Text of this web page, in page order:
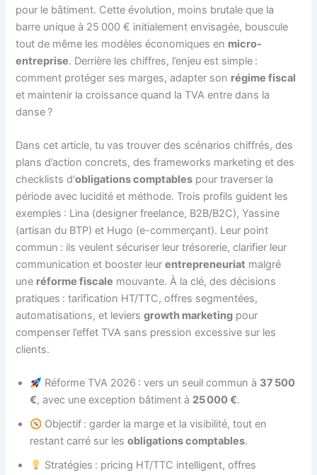
pour le bâtiment. Cette évolution, moins brutale que la
barre unique à 25 000 € initialement envisagée, bouscule
tout de même les modèles économiques en micro-
entreprise. Derrière les chiffres, l’enjeu est simple :
comment protéger ses marges, adapter son régime fiscal
et maintenir la croissance quand la TVA entre dans la
danse ?
Dans cet article, tu vas trouver des scénarios chiffrés, des
plans d’action concrets, des frameworks marketing et des
checklists d’obligations comptables pour traverser la
période avec lucidité et méthode. Trois profils guident les
exemples : Lina (designer freelance, B2B/B2C), Yassine
(artisan du BTP) et Hugo (e-commerçant). Leur point
commun : ils veulent sécuriser leur trésorerie, clarifier leur
communication et booster leurentrepreneuriat malgré
une réforme fiscale mouvante. À la clé, des décisions
pratiques : tarification HT/TTC, offres segmentées,
automatisations, et leviersgrowth marketing pour
compenser l’effet TVA sans pression excessive sur les
clients.
Réforme TVA 2026 : vers un seuil commun à 37 500
€, avec une exception bâtiment à 25 000 €.
Objectif : garder la marge et la visibilité, tout en
restant carré sur lesobligations comptables.
Stratégies : pricing HT/TTC intelligent, offres